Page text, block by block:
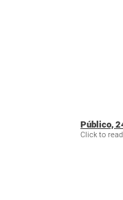
Público,
Click to read